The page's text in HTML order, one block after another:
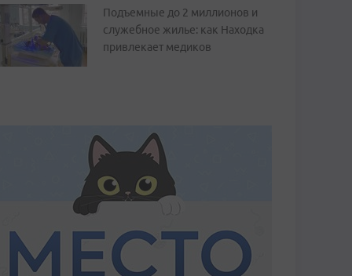
Подъемные до 2 миллионов и
служебное жилье: как Находка
привлекает медиков